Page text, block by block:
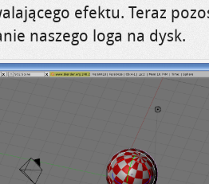
efektu. Teraz
naszego loga na dysk.